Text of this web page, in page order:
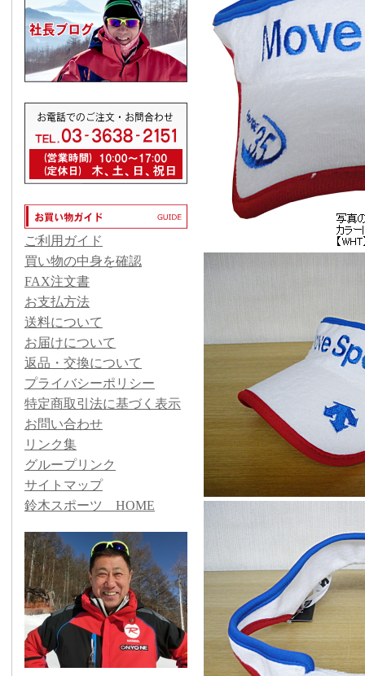
ご利用ガイド
買い物の中身を確認
FAX注文書
お支払方法
送料について
お届けについて
返品・交換について
プライバシーポリシー
特定商取引法に基づく表示
お問い合わせ
リンク集
グループリンク
サイトマップ
鈴木スポーツ HOME